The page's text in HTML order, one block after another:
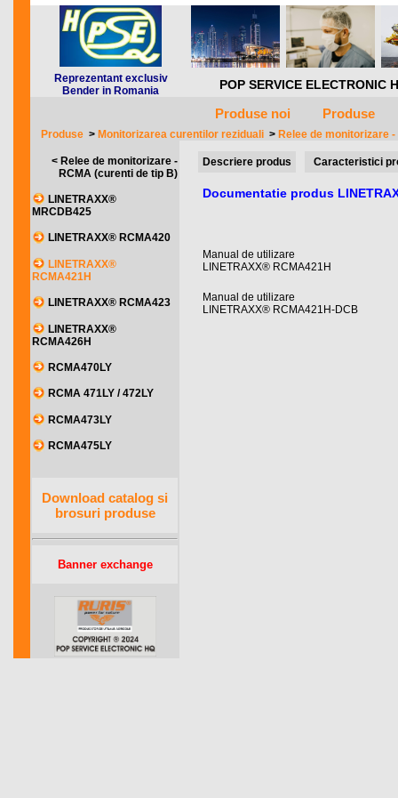
Reprezentant exclusiv
Bender in Romania
POP SERVICE
Produse noi Produse
Produse > Monitorizarea curentilor reziduali > Relee de monitorizare
< Relee de monitorizare -
RCMA (curenti de tip B)
LINETRAXX®
MRCDB425
LINETRAXX® RCMA420
LINETRAXX®
RCMA421H
LINETRAXX® RCMA423
LINETRAXX®
RCMA426H
RCMA470LY
RCMA 471LY / 472LY
RCMA473LY
RCMA475LY
Download catalog si
brosuri produse
Banner exchange
Descriere produs Caracteristici
Documentatie produs
Manual de utilizare
LINETRAXX® RCMA421H
Manual de utilizare
LINETRAXX® RCMA421H-DCB